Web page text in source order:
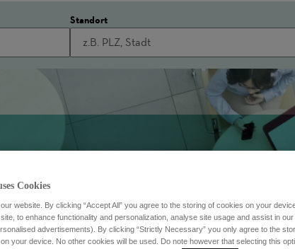
Standort
Cookies
website. By clicking “Accept All” you agree to the storing of cookies on your
to enhance functionality and personalization, analyse site usage and assist in
advertisements). By clicking “Strictly Necessary” you only agree to the
your device. No other cookies will be used. Do note however that selecting this